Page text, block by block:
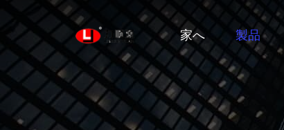
家へ 製品